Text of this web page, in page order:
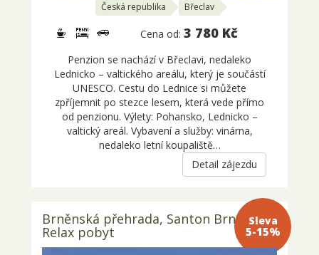
Česká republika Břeclav
Cena od: 3 780 Kč
Penzion se nachází v Břeclavi, nedaleko
Lednicko – valtického areálu, který je součástí
UNESCO. Cestu do Lednice si můžete
zpříjemnit po stezce lesem, která vede přímo
od penzionu. Výlety: Pohansko, Lednicko –
valtický areál. Vybavení a služby: vinárna,
nedaleko letní koupaliště…
Detail zájezdu
Sleva 5-
15%
Brněnská přehrada, Santon Brno 4* -
Relax pobyt